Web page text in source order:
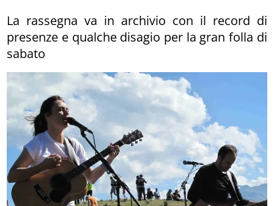
La rassegna va in archivio con il record di
presenze e qualche disagio per la gran folla di
sabato